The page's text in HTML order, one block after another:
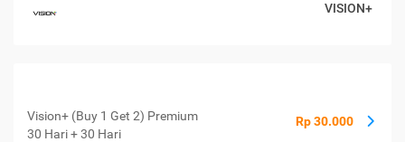
VISION+
Vision+ (Buy 1 Get 2) Premium
30 Hari + 30 Hari
Rp 30.000